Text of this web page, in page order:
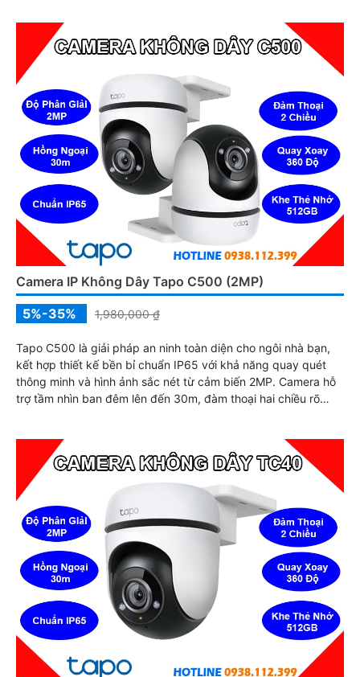
Camera IP Không Dây Tapo C500 (2MP)
5%-35%
1,980,000 ₫
Tapo C500 là giải pháp an ninh toàn diện cho ngôi nhà bạn,
kết hợp thiết kế bền bỉ chuẩn IP65 với khả năng quay quét
thông minh và hình ảnh sắc nét từ cảm biến 2MP. Camera hỗ
trợ tầm nhìn ban đêm lên đến 30m, đàm thoại hai chiều rõ